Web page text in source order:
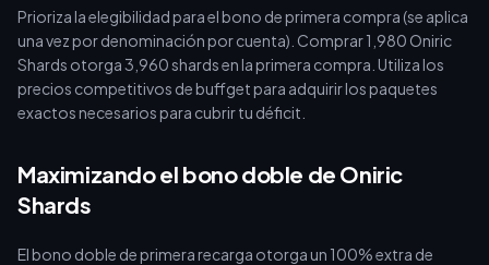
Prioriza la elegibilidad para el bono de primera compra (se aplica
una vez por denominación por cuenta). Comprar 1,980 Oniric
Shards otorga 3,960 shards en la primera compra. Utiliza los
precios competitivos de buffget para adquirir los paquetes
exactos necesarios para cubrir tu déficit.
Maximizando el bono doble de Oniric
Shards
El bono doble de primera recarga otorga un 100% extra de